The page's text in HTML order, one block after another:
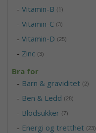
-Vitamin-B (1)
-Vitamin-C (3)
-Vitamin-D (25)
- Zinc (3)
Bra for
- Barn & graviditet (2)
- Ben & Ledd (28)
- Blodsukker (7)
- Energi og tretthet (23)